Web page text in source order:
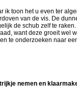
ik toon het u even ter
van de vis. De
de schub zelf te
want deze groeit wel
te onderzoeken naar
nemen en